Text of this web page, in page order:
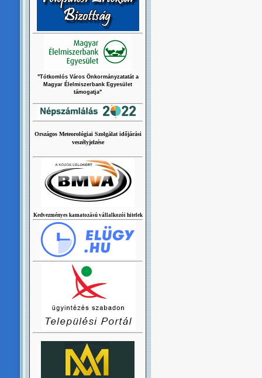
"Tótkomlós Város Önkormányzatatát a
Magyar Élelmiszerbank Egyesület
támogatja"
Országos Meteorológiai Szolgálat időjárási
veszélyjelzése
Kedvezményes kamatozású vállalkozói hitelek